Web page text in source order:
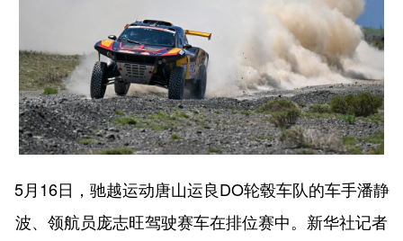
5月16日，驰越运动唐山运良DO轮毂车队的车手潘静
波、领航员庞志旺驾驶赛车在排位赛中。新华社记者